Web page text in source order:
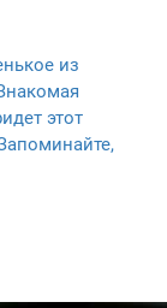
из
этот